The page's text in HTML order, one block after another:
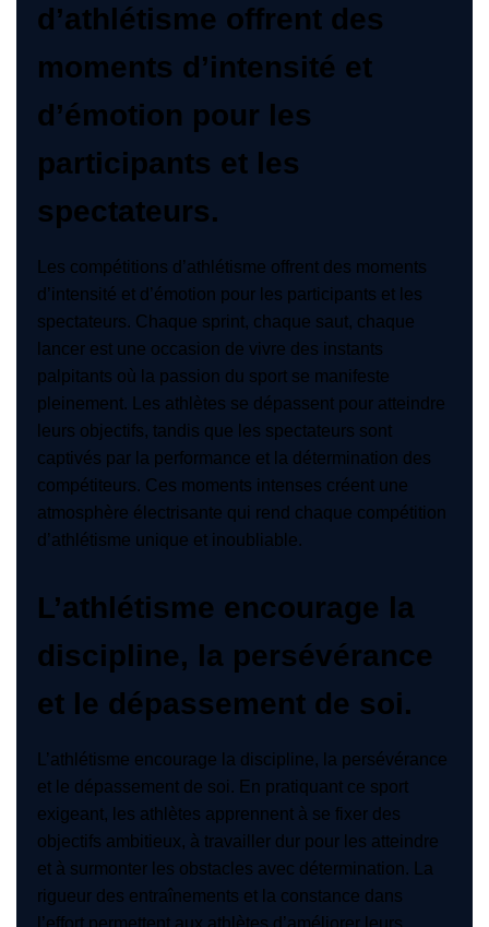
d’athlétisme offrent des
moments d’intensité et
d’émotion pour les
participants et les
spectateurs.
Les compétitions d’athlétisme offrent des moments
d’intensité et d’émotion pour les participants et les
spectateurs. Chaque sprint, chaque saut, chaque
lancer est une occasion de vivre des instants
palpitants où la passion du sport se manifeste
pleinement. Les athlètes se dépassent pour atteindre
leurs objectifs, tandis que les spectateurs sont
captivés par la performance et la détermination des
compétiteurs. Ces moments intenses créent une
atmosphère électrisante qui rend chaque compétition
d’athlétisme unique et inoubliable.
L’athlétisme encourage la
discipline, la persévérance
et le dépassement de soi.
L’athlétisme encourage la discipline, la persévérance
et le dépassement de soi. En pratiquant ce sport
exigeant, les athlètes apprennent à se fixer des
objectifs ambitieux, à travailler dur pour les atteindre
et à surmonter les obstacles avec détermination. La
rigueur des entraînements et la constance dans
l’effort permettent aux athlètes d’améliorer leurs